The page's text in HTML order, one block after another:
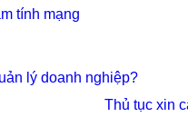
tính mạng
lý doanh nghiệp?
Thủ tục xin